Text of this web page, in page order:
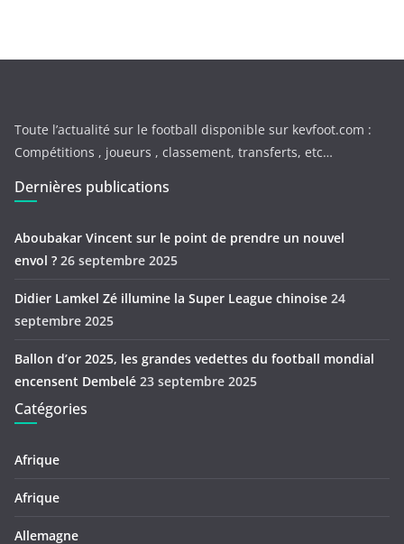
Toute l’actualité sur le football disponible sur kevfoot.com :
Compétitions , joueurs , classement, transferts, etc…
Dernières publications
Aboubakar Vincent sur le point de prendre un nouvel
envol ? 26 septembre 2025
Didier Lamkel Zé illumine la Super League chinoise 24
septembre 2025
Ballon d’or 2025, les grandes vedettes du football mondial
encensent Dembelé 23 septembre 2025
Catégories
Afrique
Afrique
Allemagne